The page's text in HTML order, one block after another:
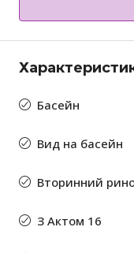
Басейн
Вид на басейн
Вторинний
З Актом 16